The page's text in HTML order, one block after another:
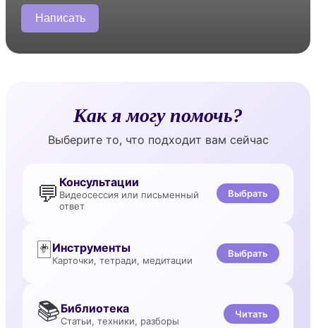
Написать
Как я могу помочь?
Выберите то, что подходит вам сейчас
💬 Консультации
Видеосессия или письменный
ответ
Выбрать
🃏Инструменты
Карточки, тетради, медитации
Выбрать
📚Библиотека
Статьи, техники, разборы
Читать